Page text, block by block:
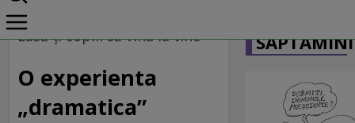
Home
Societate
Lasă-ţi copiii să vină la tine
O experienta
„dramatica”